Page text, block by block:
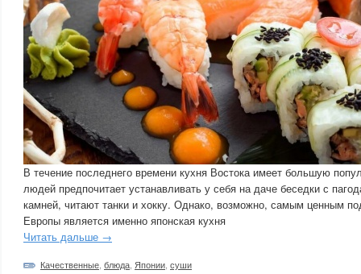
В течение последнего времени кухня Востока имеет большую
людей предпочитает устанавливать у себя на даче беседки с
камней, читают танки и хокку. Однако, возможно, самым ценным
Европы является именно японская кухня
Читать дальше →
Качественные блюда Японии суши